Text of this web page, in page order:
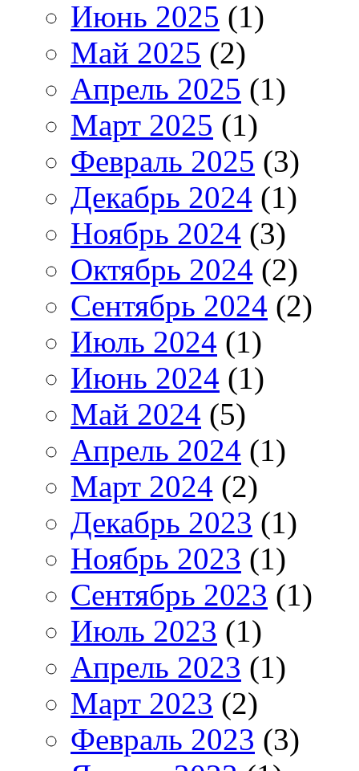
Июнь 2025 (1)
Май 2025 (2)
Апрель 2025 (1)
Март 2025 (1)
Февраль 2025 (3)
Декабрь 2024 (1)
Ноябрь 2024 (3)
Октябрь 2024 (2)
Сентябрь 2024 (2)
Июль 2024 (1)
Июнь 2024 (1)
Май 2024 (5)
Апрель 2024 (1)
Март 2024 (2)
Декабрь 2023 (1)
Ноябрь 2023 (1)
Сентябрь 2023 (1)
Июль 2023 (1)
Апрель 2023 (1)
Март 2023 (2)
Февраль 2023 (3)